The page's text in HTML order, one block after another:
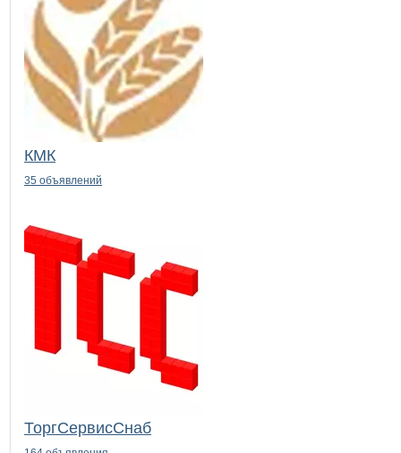
КМК
35 объявлений
ТоргСервисСнаб